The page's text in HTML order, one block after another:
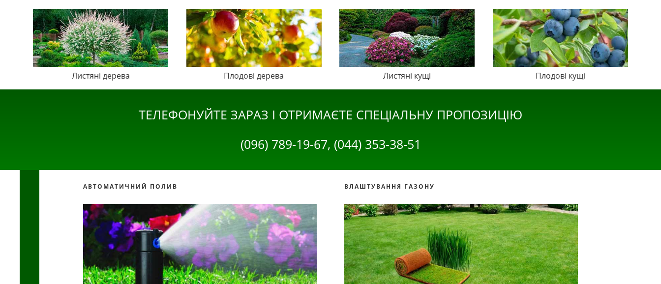
Листяні дерева Плодові дерева Листяні кущі Плодові кущі
ТЕЛЕФОНУЙТЕ ЗАРАЗ І ОТРИМАЄТЕ СПЕЦІАЛЬНУ ПРОПОЗИЦІЮ
(096) 789-19-67, (044) 353-38-51
АВТОМАТИЧНИЙ ПОЛИВ ВЛАШТУВАННЯ ГАЗОНУ